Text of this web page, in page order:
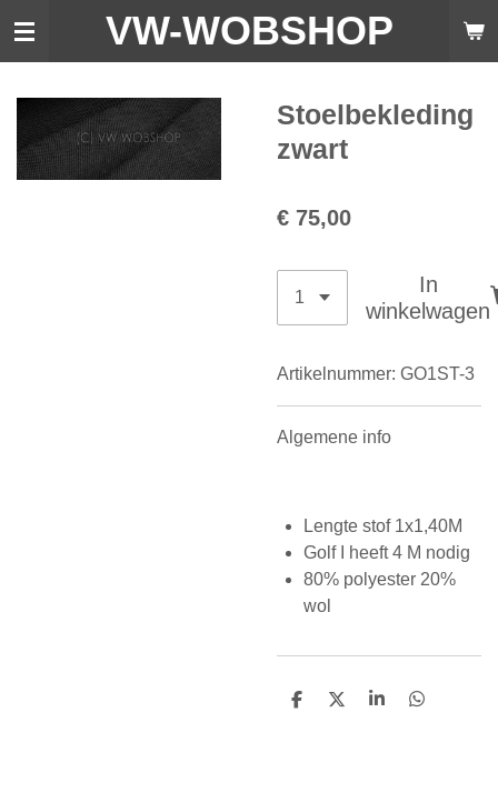
Ga
de
hoofdinhoud
VW-WOBSHOP
Stoelbekleding
zwart
€ 75,00
In
winkelwagen
Artikelnummer: GO1ST-3
Algemene info
Lengte stof 1x1,40M
Golf I heeft 4 M nodig
80% polyester 20%
wol
D
D
S
D